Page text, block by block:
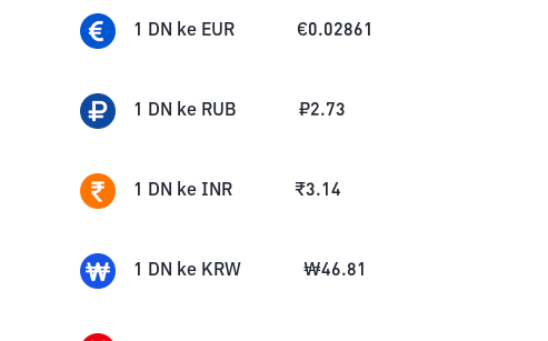
1 DN ke EUR €0.02861
1 DN ke RUB ₽2.73
1 DN ke INR ₹3.14
1 DN ke KRW ₩46.81